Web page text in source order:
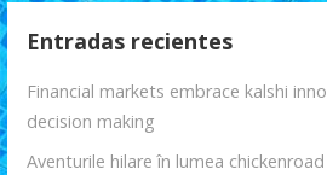
Entradas recientes
Financial markets embrace kalshi
decision making
Aventurile hilare în lumea